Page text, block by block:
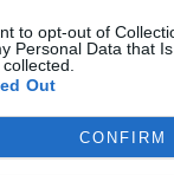
to opt-out of
Personal Data that
Out
CONFIRM